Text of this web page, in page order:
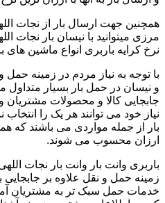
همچنین جهت ارسال بار از نجات
مرزی میتوانید با نیسان بار نجات
نرخ کرایه باربری انواع ماشین های
با توجه به نیاز مردم در زمینه حمل
و نیسان در حمل بار بسیار
جابجایی کالا و محصولات مشتریان
نیاز خود می توانند هر یک را انتخاب
بار از جمله مواردی می باشند که
ارزان محسوب می شوند.
باربری وانت بار وانت بار نجات
زمینه حمل و نقل علاوه بر جابجایی
خدمات حمل سبک تر به مشتریان